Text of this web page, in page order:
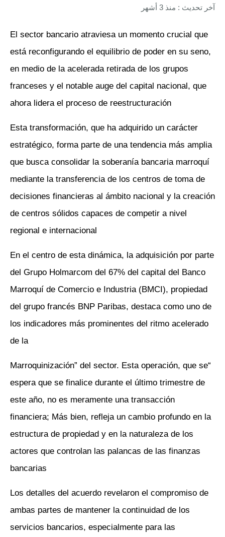
آخر تحديث : منذ 3 أشهر
El sector bancario atraviesa un momento crucial que
está reconfigurando el equilibrio de poder en su seno,
en medio de la acelerada retirada de los grupos
franceses y el notable auge del capital nacional, que
ahora lidera el proceso de reestructuración
Esta transformación, que ha adquirido un carácter
estratégico, forma parte de una tendencia más amplia
que busca consolidar la soberanía bancaria marroquí
mediante la transferencia de los centros de toma de
decisiones financieras al ámbito nacional y la creación
de centros sólidos capaces de competir a nivel
regional e internacional
En el centro de esta dinámica, la adquisición por parte
del Grupo Holmarcom del 67% del capital del Banco
Marroquí de Comercio e Industria (BMCI), propiedad
del grupo francés BNP Paribas, destaca como uno de
los indicadores más prominentes del ritmo acelerado
de la
“Marroquinización” del sector. Esta operación, que se
espera que se finalice durante el último trimestre de
este año, no es meramente una transacción
financiera; Más bien, refleja un cambio profundo en la
estructura de propiedad y en la naturaleza de los
actores que controlan las palancas de las finanzas
bancarias
Los detalles del acuerdo revelaron el compromiso de
ambas partes de mantener la continuidad de los
servicios bancarios, especialmente para las